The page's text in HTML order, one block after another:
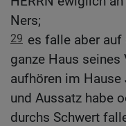
Ners;
29 es falle aber
ganze Haus
aufhören im
und Aussatz habe
durchs Schwert